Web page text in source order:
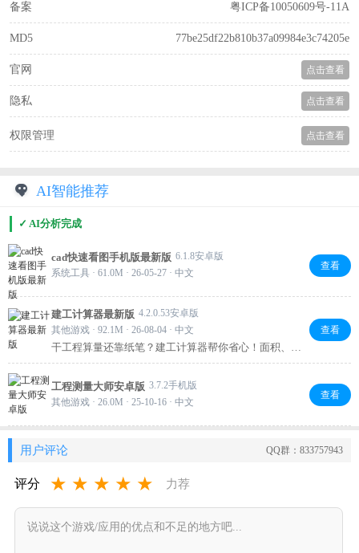
备案 粤ICP备10050609号-11A
MD5 77be25df22b810b37a09984e3c74205e
官网 点击查看
隐私 点击查看
权限管理 点击查看
AI智能推荐
✓ AI分析完成
cad快速看图手机版最新版 6.1.8安卓版
系统工具 · 61.0M · 26-05-27 · 中文
查看
建工计算器最新版 4.2.0.53安卓版
其他游戏 · 92.1M · 26-08-04 · 中文
干工程算量还靠纸笔？建工计算器帮你省心！面积、体
积、角度公式随手用，五金查询、自定义公式也都有，
还能自动记历史记录，算完随时查。手机一掏就能算，
工地现场效率直接拉满，干这行的朋友值得备一个。
查看
工程测量大师安卓版 3.7.2手机版
其他游戏 · 26.0M · 25-10-16 · 中文
查看
用户评论 QQ群：833757943
评分 ★ ★ ★ ★ ★ 力荐